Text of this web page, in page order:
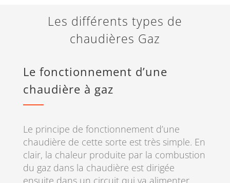
Les différents types de
chaudières Gaz
Le fonctionnement d’une
chaudière à gaz
Le principe de fonctionnement d’une
chaudière de cette sorte est très simple. En
clair, la chaleur produite par la combustion
du gaz dans la chaudière est dirigée
ensuite dans un circuit qui va alimenter